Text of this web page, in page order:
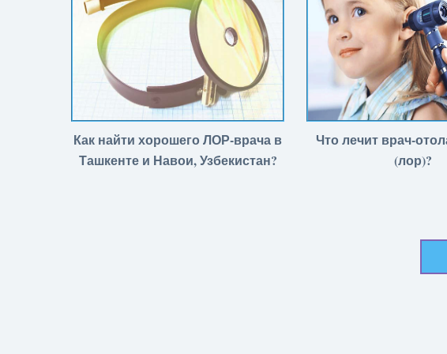
Как найти хорошего ЛОР-врача в
Ташкенте и Навои, Узбекистан?
Что лечит врач-
(лор)?